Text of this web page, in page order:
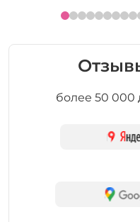
более 50 000